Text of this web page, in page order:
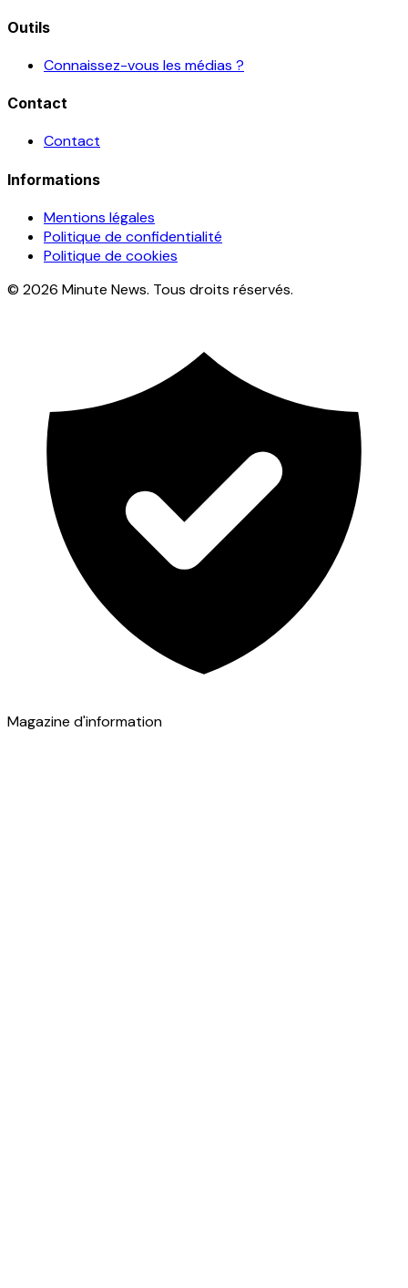
Outils
Connaissez-vous les médias ?
Contact
Contact
Informations
Mentions légales
Politique de confidentialité
Politique de cookies
© 2026 Minute News. Tous droits réservés.
Magazine d'information